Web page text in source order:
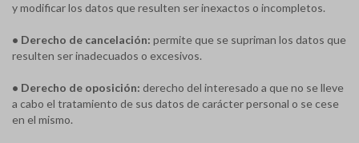
y modificar los datos que resulten ser inexactos o incompletos.
• Derecho de cancelación: permite que se supriman los datos que
resulten ser inadecuados o excesivos.
• Derecho de oposición: derecho del interesado a que no se lleve
a cabo el tratamiento de sus datos de carácter personal o se cese
en el mismo.